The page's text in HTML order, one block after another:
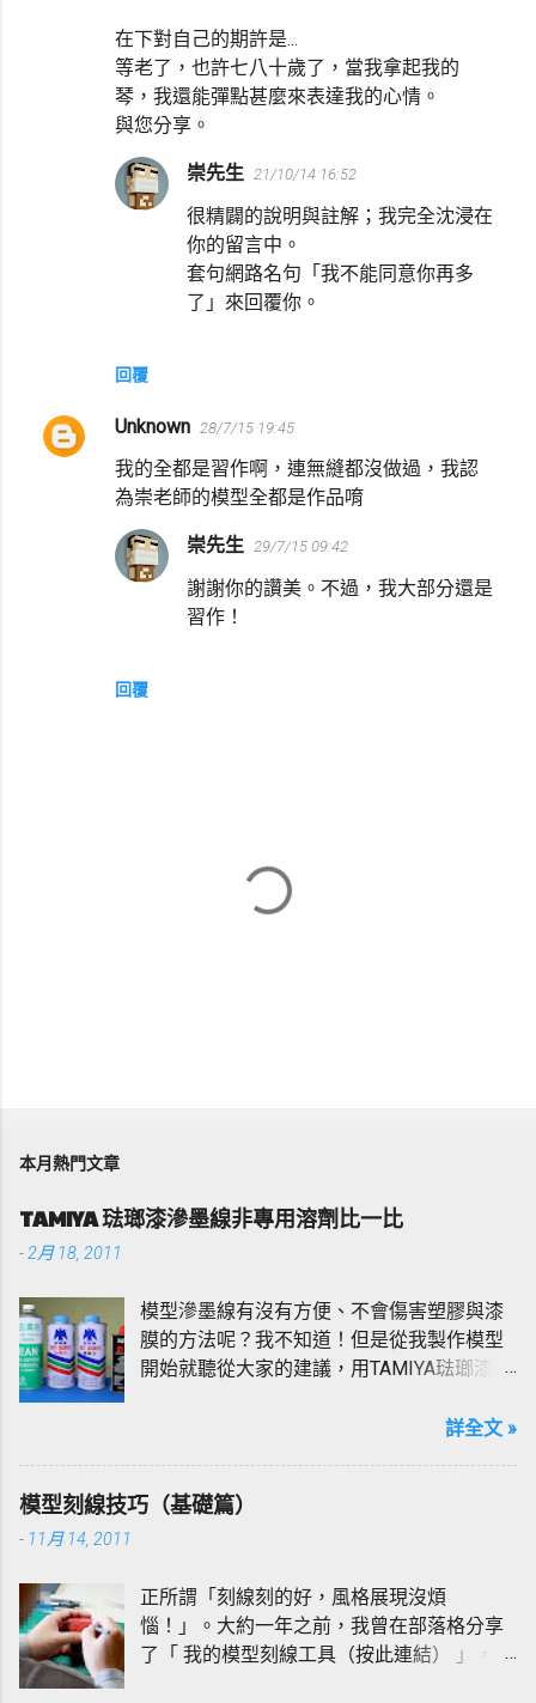
在下對自己的期許是...
等老了，也許七八十歲了，當我拿起我的
琴，我還能彈點甚麼來表達我的心情。
與您分享。
回覆
崇先生 21/10/14 16:52
很精闢的說明與註解；我完全沈浸在
你的留言中。
套句網路名句「我不能同意你再多
了」來回覆你。
Unknown 28/7/15 19:45
我的全都是習作啊，連無縫都沒做過，我認
為崇老師的模型全都是作品唷
回覆
崇先生 29/7/15 09:42
謝謝你的讚美。不過，我大部分還是
習作！
留
本月熱門文章
TAMIYA 琺瑯漆滲墨線非專用溶劑比一比
-2月 18, 2011
模型滲墨線有沒有方便、不會傷害塑膠與漆
膜的方法呢？我不知道！但是從我製作模型
開始就聽從大家的建議，用TAMIYA琺瑯漆加
改變過，當然也有過慘痛的經驗，也經常因
所以我跟大家一樣還在追尋安全的滲墨線方
而推崇「打火機油」甚至是「松香水
（驚！）」，既然有人建議想必應該不錯用
吧！？真的好用嗎？真金不怕火煉，好不好
詳全文 »
模型刻線技巧（基礎篇）
- 11月 14, 2011
正所謂「刻線刻的好，風格展現沒煩
惱！」。大約一年之前，我曾在部落格分享
了「 我的模型刻線工具（按此連結） 」，而